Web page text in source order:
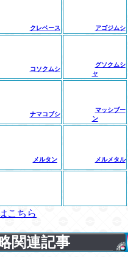
クレベース アゴジムシ
コソクムシ
グソクムシ
ャ
ナマコブシ
マッシブー
ン
メルタン メルメタル
こちら
関連記事